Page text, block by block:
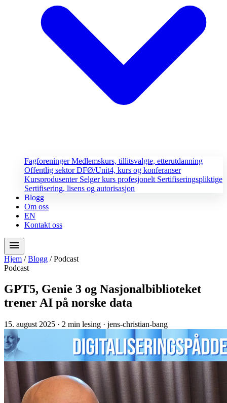
FagforeningerMedlemskurs, tillitsvalgte, etterutdanning
Offentlig sektorDFØ/Unit4, kurs og konferanser
Kursprodusenter Selger kurs profesjonelt Sertifiseringspliktige
Sertifisering, lisens og autorisasjon
Blogg
Om oss
EN
Kontakt oss
menu
Hjem / Blogg / Podcast
Podcast
GPT5, Genie 3 og Nasjonalbiblioteket
trener AI på norske data
15. august 2025 · 2 min lesing · jens-christian-bang